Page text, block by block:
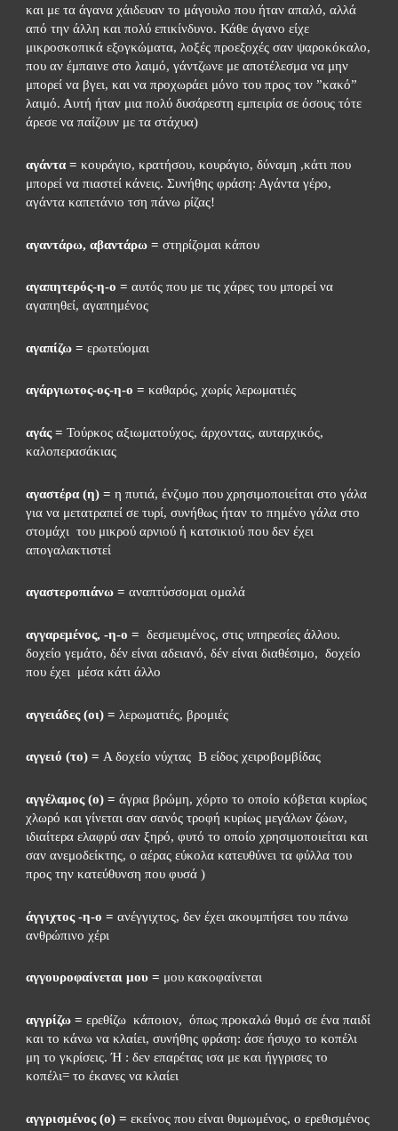
και με τα άγανα χάιδευαν το μάγουλο που ήταν απαλό, αλλά
από την άλλη και πολύ επικίνδυνο. Κάθε άγανο είχε
μικροσκοπικά εξογκώματα, λοξές προεξοχές σαν ψαροκόκαλο,
που αν έμπαινε στο λαιμό, γάντζωνε με αποτέλεσμα να μην
μπορεί να βγει, και να προχωράει μόνο του προς τον ”κακό”
λαιμό. Αυτή ήταν μια πολύ δυσάρεστη εμπειρία σε όσους τότε
άρεσε να παίζουν με τα στάχυα)
αγάντα = κουράγιο, κρατήσου, κουράγιο, δύναμη ,κάτι που
μπορεί να πιαστεί κάνεις. Συνήθης φράση: Αγάντα γέρο,
αγάντα καπετάνιο τση πάνω ρίζας!
αγαντάρω, αβαντάρω = στηρίζομαι κάπου
αγαπητερός-η-ο = αυτός που με τις χάρες του μπορεί να
αγαπηθεί, αγαπημένος
αγαπίζω = ερωτεύομαι
αγάργιωτος-ος-η-ο = καθαρός, χωρίς λερωματιές
αγάς = Τούρκος αξιωματούχος, άρχοντας, αυταρχικός,
καλοπερασάκιας
αγαστέρα (η) = η πυτιά, ένζυμο που χρησιμοποιείται στο γάλα
για να μετατραπεί σε τυρί, συνήθως ήταν το πημένο γάλα στο
στομάχι  του μικρού αρνιού ή κατσικιού που δεν έχει
απογαλακτιστεί
αγαστεροπιάνω = αναπτύσσομαι ομαλά
αγγαρεμένος, -η-ο = δεσμευμένος, στις υπηρεσίες άλλου.
δοχείο γεμάτο, δέν είναι αδειανό, δέν είναι διαθέσιμο,  δοχείο
που έχει  μέσα κάτι άλλο
αγγειάδες (οι) = λερωματιές, βρομιές
αγγειό (το) = A δοχείο νύχτας  Β είδος χειροβομβίδας
αγγέλαμος (ο) = άγρια βρώμη, χόρτο το οποίο κόβεται κυρίως
χλωρό και γίνεται σαν σανός τροφή κυρίως μεγάλων ζώων,
ιδιαίτερα ελαφρύ σαν ξηρό, φυτό το οποίο χρησιμοποιείται και
σαν ανεμοδείκτης, ο αέρας εύκολα κατευθύνει τα φύλλα του
προς την κατεύθυνση που φυσά )
άγγιχτος -η-ο = ανέγγιχτος, δεν έχει ακουμπήσει του πάνω
ανθρώπινο χέρι
αγγουροφαίνεται μου = μου κακοφαίνεται
αγγρίζω = ερεθίζω  κάποιον,  όπως προκαλώ θυμό σε ένα παιδί
και το κάνω να κλαίει, συνήθης φράση: άσε ήσυχο το κοπέλι
μη το γκρίσεις. Ή : δεν επαρέτας ισα με και ήγγρισες το
κοπέλι= το έκανες να κλαίει
αγγρισμένος (ο) = εκείνος που είναι θυμωμένος, ο ερεθισμένος